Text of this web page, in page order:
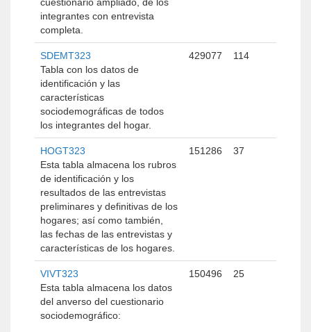
integrantes con entrevista
completa.
SDEMT323
Tabla con los datos de
identificación y las
características
sociodemográficas de todos
los integrantes del hogar.
429077 114
HOGT323
Esta tabla almacena los rubros
de identificación y los
resultados de las entrevistas
preliminares y definitivas de los
hogares; así como también,
las fechas de las entrevistas y
características de los hogares.
151286 37
VIVT323
Esta tabla almacena los datos
del anverso del cuestionario
sociodemográfico:
150496 25